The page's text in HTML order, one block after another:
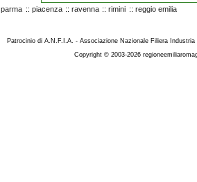
parma :: piacenza :: ravenna :: rimini :: reggio emilia
Patrocinio di A.N.F.I.A. - Associazione Nazionale Filiera
Copyright © 2003-2026